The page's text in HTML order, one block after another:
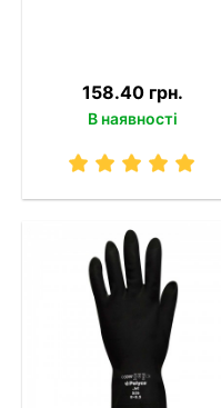
158.40 грн.
В наявності